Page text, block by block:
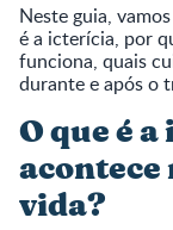
Neste guia,
é a icterícia, por
funciona, quais
durante e após o
O que é
acontece
vida?